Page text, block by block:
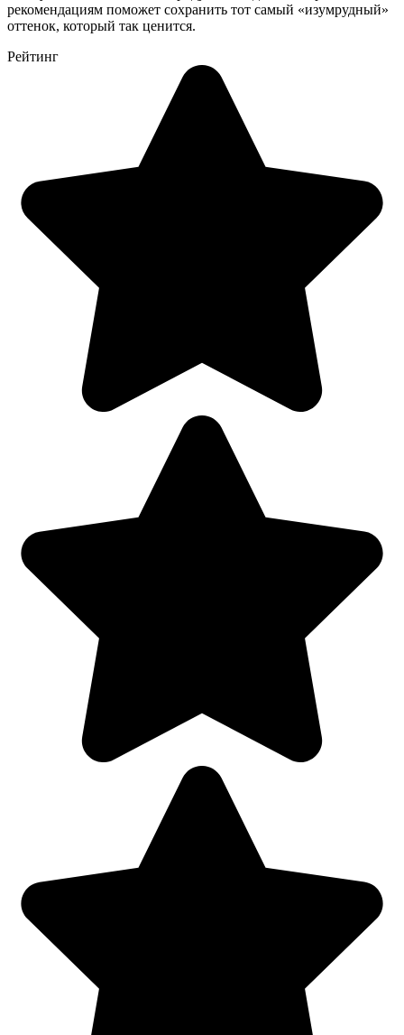
рекомендациям поможет сохранить тот самый «изумрудный»
оттенок, который так ценится.
Рейтинг